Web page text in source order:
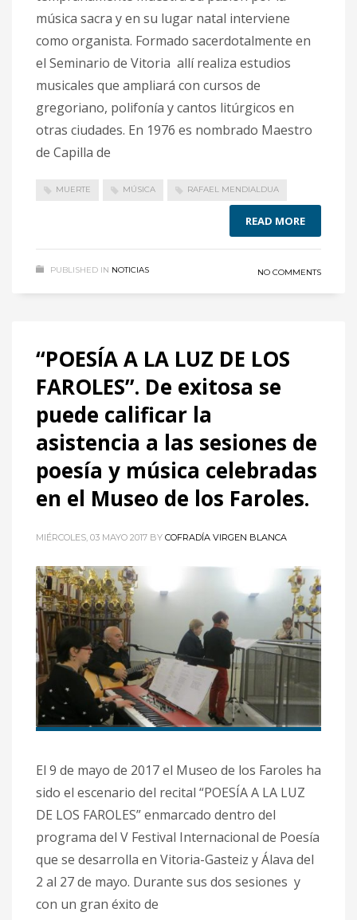
música sacra y en su lugar natal interviene
como organista. Formado sacerdotalmente en
el Seminario de Vitoria allí realiza estudios
musicales que ampliará con cursos de
gregoriano, polifonía y cantos litúrgicos en
otras ciudades. En 1976 es nombrado Maestro
de Capilla de
MUERTE MÚSICA RAFAEL MENDIALDUA
READ MORE
PUBLISHED IN NOTICIAS NO COMMENTS
“POESÍA A LA LUZ DE LOS
FAROLES”. De exitosa se
puede calificar la
asistencia a las sesiones de
poesía y música celebradas
en el Museo de los Faroles.
MIÉRCOLES, 03 MAYO 2017 BY COFRADÍA VIRGEN BLANCA
El 9 de mayo de 2017 el Museo de los Faroles ha
sido el escenario del recital “POESÍA A LA LUZ
DE LOS FAROLES” enmarcado dentro del
programa del V Festival Internacional de Poesía
que se desarrolla en Vitoria-Gasteiz y Álava del
2 al 27 de mayo. Durante sus dos sesiones y
con un gran éxito de